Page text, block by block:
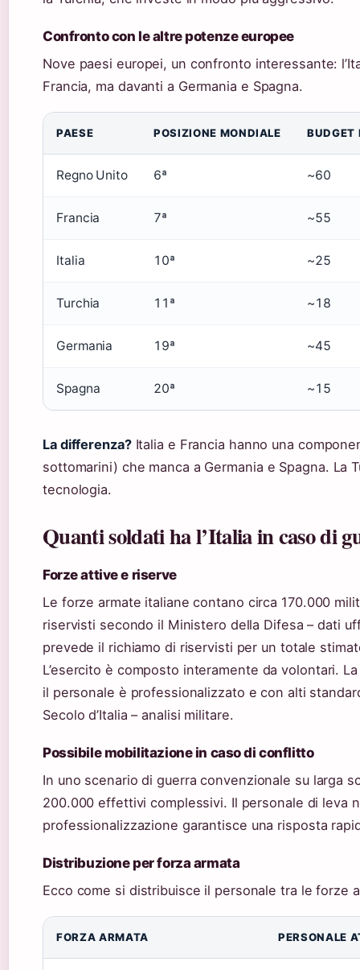
Confronto con le altre potenze europee
Nove paesi europei, un confronto interessante:
Francia, ma davanti a Germania e Spagna.
PAESE POSIZIONE MONDIALE
Regno Unito 6ª ~60
Francia 7ª ~55
Italia 10ª ~25
Turchia 11ª ~18
Germania 19ª ~45
Spagna 20ª ~15
La differenza?Italia e Francia hanno una
sottomarini) che manca a Germania e Spagna. La
tecnologia.
Quanti soldati ha l’Italia in caso di
Forze attive e riserve
Le forze armate italiane contano circa 170.000
riservisti secondo il Ministero della Difesa – dati
prevede il richiamo di riservisti per un totale
L’esercito è composto interamente da volontari.
il personale è professionalizzato e con alti
Secolo d’Italia – analisi militare.
Possibile mobilitazione in caso di conflitto
In uno scenario di guerra convenzionale su larga
200.000 effettivi complessivi. Il personale di leva
professionalizzazione garantisce una risposta
Distribuzione per forza armata
Ecco come si distribuisce il personale tra le forze
FORZA ARMATA PERSONALE